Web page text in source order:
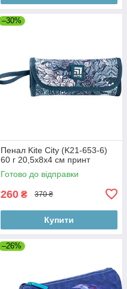
–30%
Пенал Kite City (K21-653-6)
60 г 20,5x8x4 см принт
Готово до відправки
260 ₴ 370 ₴
Купити
–26%